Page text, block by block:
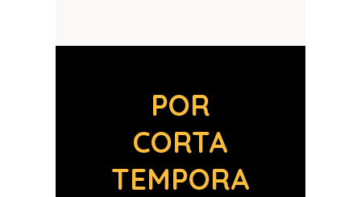
POR
CORTA
TEMPORA